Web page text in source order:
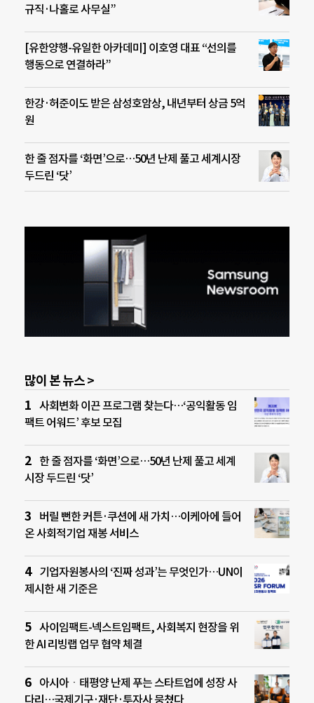
규직·나홀로 사무실”
[유한양행-유일한 아카데미] 이호영 대표 “선의를
행동으로 연결하라”
한강·허준이도 받은 삼성호암상, 내년부터 상금 5억
원
한 줄 점자를 ‘화면’으로…50년 난제 풀고 세계시장
두드린 ‘닷’
많이 본 뉴스 >
사회변화 이끈 프로그램 찾는다…‘공익활동 임
팩트 어워드’ 후보 모집
한 줄 점자를 ‘화면’으로…50년 난제 풀고 세계
시장 두드린 ‘닷’
버릴 뻔한 커튼·쿠션에 새 가치…이케아에 들어
온 사회적기업 재봉 서비스
기업자원봉사의 ‘진짜 성과’는 무엇인가…UN이
제시한 새 기준은
사이임팩트-넥스트임팩트, 사회복지 현장을 위
한 AI 리빙랩 업무 협약 체결
아시아ㆍ태평양 난제 푸는 스타트업에 성장 사
다리…국제기구·재단·투자사 뭉쳤다